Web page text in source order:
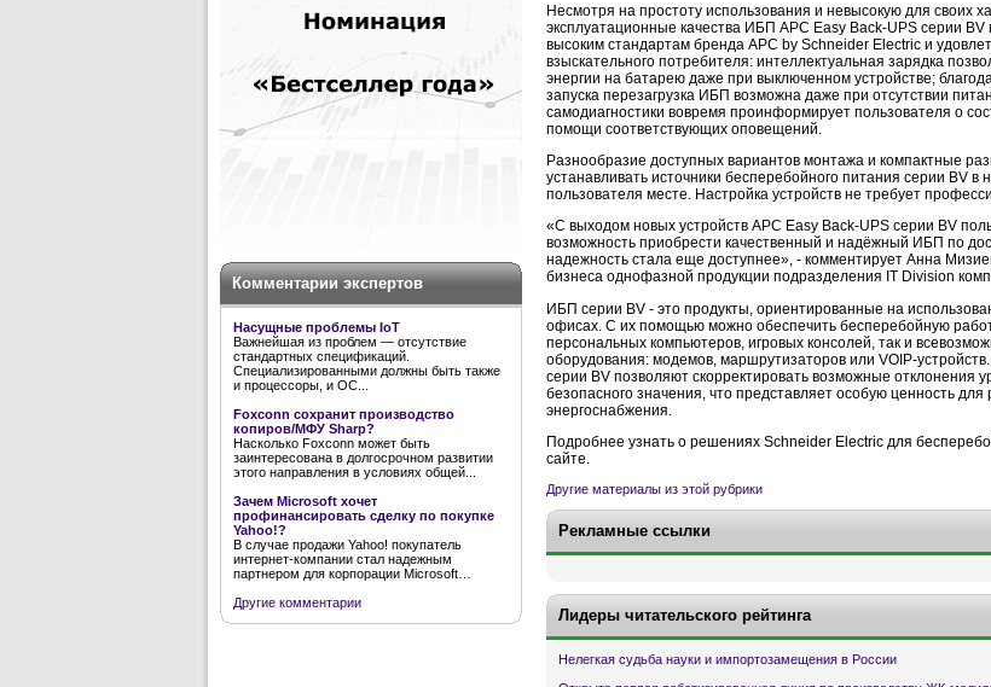
Комментарии экспертов
Насущные проблемы IoT
Важнейшая из проблем — отсутствие
стандартных спецификаций.
Специализированными должны быть также
и процессоры, и ОС...
Foxconn сохранит производство
копиров/МФУ Sharp?
Насколько Foxconn может быть
заинтересована в долгосрочном развитии
этого направления в условиях общей...
Зачем Microsoft хочет
профинансировать сделку по покупке
Yahoo!?
В случае продажи Yahoo! покупатель
интернет-компании стал надежным
партнером для корпорации Microsoft…
Другие комментарии
Несмотря на простоту использования и невысокую для своих
эксплуатационные качества ИБП APC Easy Back-UPS серии BV
высоким стандартам бренда APC by Schneider Electric и
взыскательного потребителя: интеллектуальная зарядка
энергии на батарею даже при выключенном устройстве;
запуска перезагрузка ИБП возможна даже при отсутствии
самодиагностики вовремя проинформирует пользователя о
помощи соответствующих оповещений.
Разнообразие доступных вариантов монтажа и компактные
устанавливать источники бесперебойного питания серии BV в
пользователя месте. Настройка устройств не требует
«С выходом новых устройств APC Easy Back-UPS серии BV
возможность приобрести качественный и надёжный ИБП по
надежность стала еще доступнее», - комментирует Анна
бизнеса однофазной продукции подразделения IT Division
ИБП серии BV - это продукты, ориентированные на
офисах. С их помощью можно обеспечить бесперебойную
персональных компьютеров, игровых консолей, так и
оборудования: модемов, маршрутизаторов или VOIP-
серии BV позволяют скорректировать возможные отклонения
безопасного значения, что представляет особую ценность для
энергоснабжения.
Подробнее узнать о решениях Schneider Electric для
сайте.
Другие материалы из этой рубрики
Рекламные ссылки
Лидеры читательского рейтинга
Нелегкая судьба науки и импортозамещения в России